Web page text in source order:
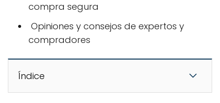
compra segura
️ Opiniones y consejos de expertos y
compradores
Índice